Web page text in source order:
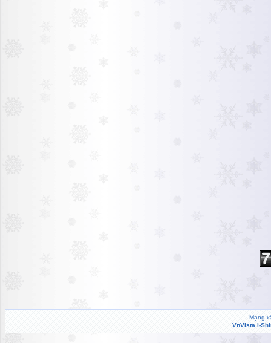
Mạng
VnVista I-